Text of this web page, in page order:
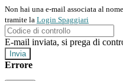
Non hai una e-mail associata al
tramite la Login Spaggiari
E-mail inviata, si prega di
Errore